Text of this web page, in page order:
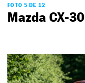
FOTO 5 DE 12
Mazda CX-30